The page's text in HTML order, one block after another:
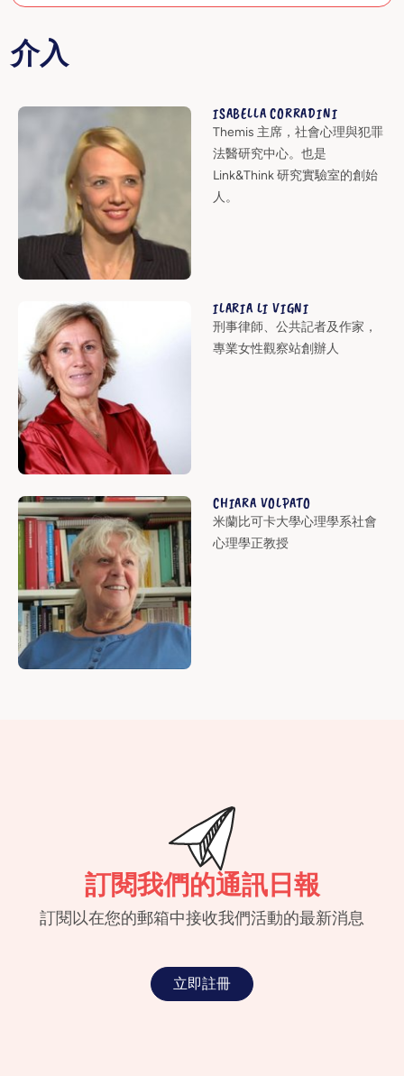
介入
ISABELLA CORRADINI
Themis 主席，社會心理與犯罪
法醫研究中心。也是
Link&Think 研究實驗室的創始
人。
ILARIA LI VIGNI
刑事律師、公共記者及作家，
專業女性觀察站創辦人
CHIARA VOLPATO
米蘭比可卡大學心理學系社會
心理學正教授
訂閱我們的通訊日報
訂閱以在您的郵箱中接收我們活動的最新消息
立即註冊